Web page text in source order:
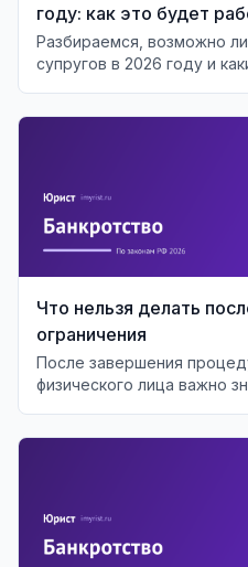
году: как это будет
Разбираемся, возможно
супругов в 2026 году и
Что нельзя делать
ограничения
После завершения
физического лица важно